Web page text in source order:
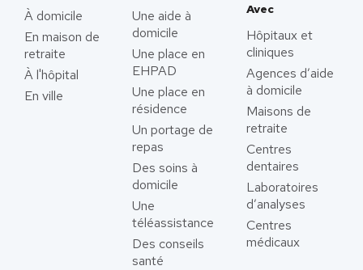
À domicile
En maison de
retraite
À l'hôpital
En ville
Une aide à
domicile
Une place en
EHPAD
Une place en
résidence
Un portage de
repas
Des soins à
domicile
Une
téléassistance
Des conseils
santé
Avec
Hôpitaux et
cliniques
Agences d’aide
à domicile
Maisons de
retraite
Centres
dentaires
Laboratoires
d’analyses
Centres
médicaux